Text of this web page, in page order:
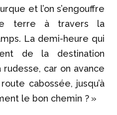
et l’on s’engouffre
terre à travers la
La demi-heure qui
de la destination
car on avance
cabossée, jusqu’à
le bon chemin ? »